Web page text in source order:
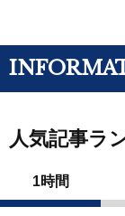
人気記事ラ
1時間